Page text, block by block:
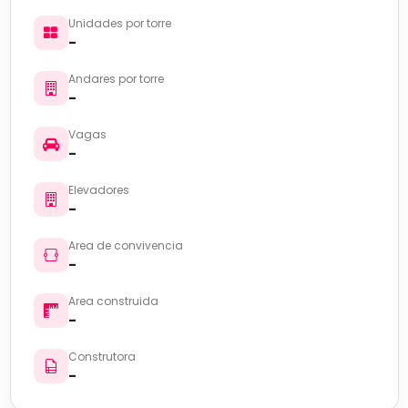
Unidades por torre
-
Andares por torre
-
Vagas
-
Elevadores
-
Area de convivencia
-
Area construida
-
Construtora
-